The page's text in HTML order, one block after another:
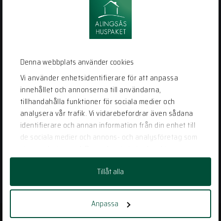
Denna webbplats använder cookies
Vi använder enhetsidentifierare för att anpassa
innehållet och annonserna till användarna,
tillhandahålla funktioner för sociala medier och
analysera vår trafik. Vi vidarebefordrar även sådana
identifierare och annan information från din enhet till
de sociala medier och annons- och analysföretag som
informationen med annan information som du har
tillhandahållit eller som de har samlat in när du har
använt deras tjänster.
Tillåt alla
Anpassa
441 92 Alingsås
0322-22 95 50
info@alingsashuspaket.se
LÄNKAR
Husidéer
PERSONUPPGIFTSPOLICY